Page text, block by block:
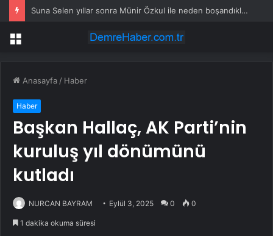
Suna Selen yıllar sonra Münir Özkul ile neden boşandıklarını anlattı: Taze kana ihtiyacım var dedi
Menü
Anasayfa / Haber
Haber
Başkan Hallaç, AK Parti’nin
kuruluş yıl dönümünü
kutladı
NURCAN BAYRAM Eylül 3, 2025 0 0
1 dakika okuma süresi